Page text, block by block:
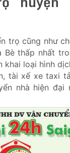
trọ cũng như
Bè thấp nhất
khai loại hình
tài xế xe taxi
nhà hiện đại